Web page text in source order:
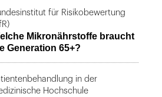
für Risikobewertung
Mikronährstoffe braucht
Generation 65+?
in der
Hochschule